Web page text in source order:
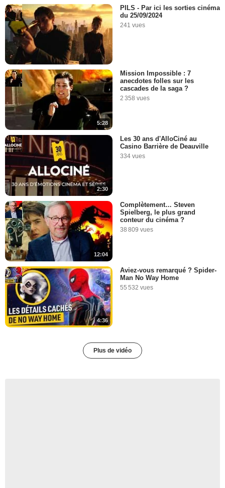
PILS - Par ici les sorties cinéma
du 25/09/2024
241 vues
5:28
Mission Impossible : 7
anecdotes folles sur les
cascades de la saga ?
2 358 vues
2:30
Les 30 ans d'AlloCiné au
Casino Barrière de Deauville
334 vues
12:04
Complètement… Steven
Spielberg, le plus grand
conteur du cinéma ?
38 809 vues
4:36
Aviez-vous remarqué ? Spider-
Man No Way Home
55 532 vues
Plus de vidéo